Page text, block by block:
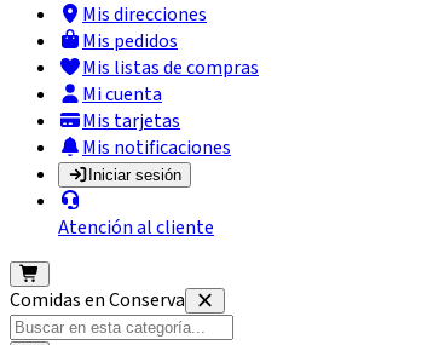
Mis direcciones
Mis pedidos
Mis listas de compras
Mi cuenta
Mis tarjetas
Mis notificaciones
Iniciar sesión
Atención al cliente
Comidas en Conserva